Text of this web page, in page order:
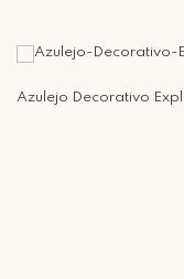
Azulejo Decorativo